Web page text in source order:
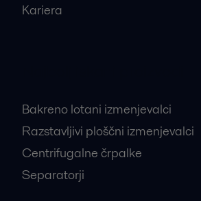
Kariera
Bakreno lotani izmenjevalci
Razstavljivi ploščni izmenjevalci
Centrifugalne črpalke
Separatorji